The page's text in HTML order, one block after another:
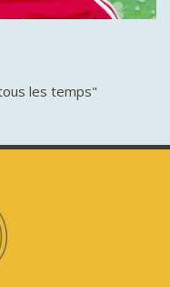
les temps"